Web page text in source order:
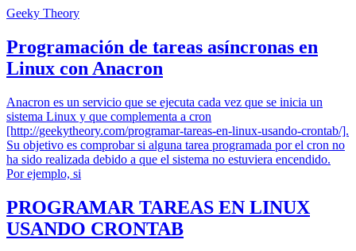
Geeky Theory
Programación de tareas asíncronas en
Linux con Anacron
Anacron es un servicio que se ejecuta cada vez que se inicia un
sistema Linux y que complementa a cron
[http://geekytheory.com/programar-tareas-en-linux-usando-crontab/].
Su objetivo es comprobar si alguna tarea programada por el cron no
ha sido realizada debido a que el sistema no estuviera encendido.
Por ejemplo, si
PROGRAMAR TAREAS EN LINUX
USANDO CRONTAB